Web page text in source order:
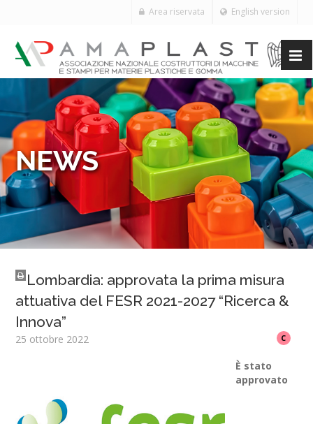
English version
Area riservata
NEWS
Lombardia: approvata la prima misura
attuativa del FESR 2021-2027 “Ricerca &
Innova”
25 ottobre 2022 C
È stato
approvato